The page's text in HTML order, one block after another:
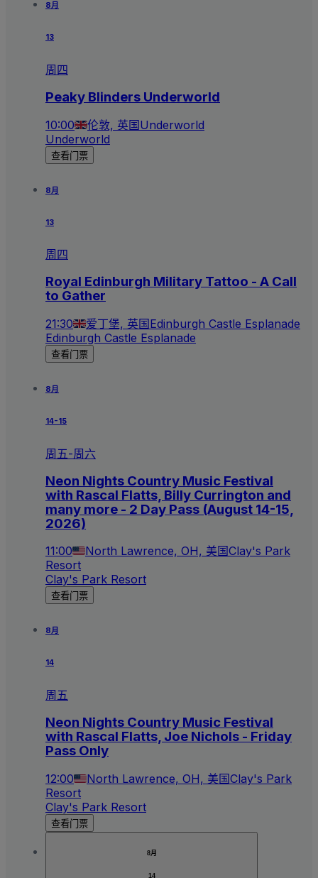
8月
13
周四
Peaky Blinders Underworld
10:00 伦敦, 英国Underworld
Underworld
查看门票
8月
13
周四
Royal Edinburgh Military Tattoo - A Call
to Gather
21:30 爱丁堡, 英国Edinburgh Castle Esplanade
Edinburgh Castle Esplanade
查看门票
8月
14-15
周五-周六
Neon Nights Country Music Festival
with Rascal Flatts, Billy Currington and
many more - 2 Day Pass (August 14-15,
2026)
11:00 North Lawrence, OH, 美国Clay's Park
Resort
Clay's Park Resort
查看门票
8月
14
周五
Neon Nights Country Music Festival
with Rascal Flatts, Joe Nichols - Friday
Pass Only
12:00 North Lawrence, OH, 美国Clay's Park
Resort
Clay's Park Resort
查看门票
8月
14